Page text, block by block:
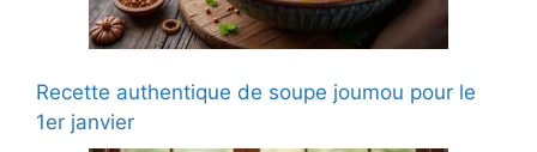
Recette authentique de soupe joumou pour le
1er janvier